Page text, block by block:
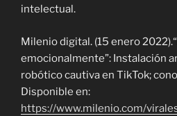
intelectual.
Milenio digital. (15 enero
emocionalmente”: Instalación
robótico cautiva en TikTok;
Disponible en:
https://www.milenio.com/